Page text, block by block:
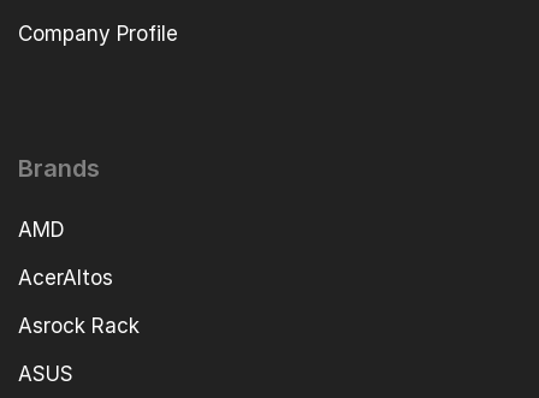
Company Profile
Brands
AMD
AcerAltos
Asrock Rack
ASUS